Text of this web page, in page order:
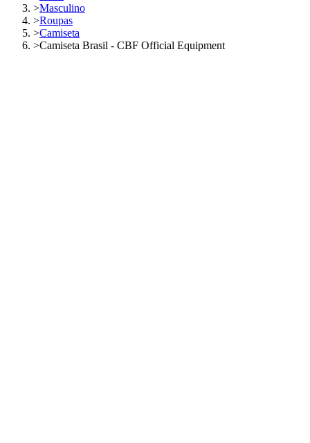
>Masculino
>Roupas
>Camiseta
>Camiseta Brasil - CBF Official Equipment